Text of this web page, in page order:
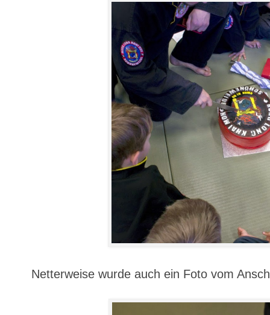
Netterweise wurde auch ein Foto vom